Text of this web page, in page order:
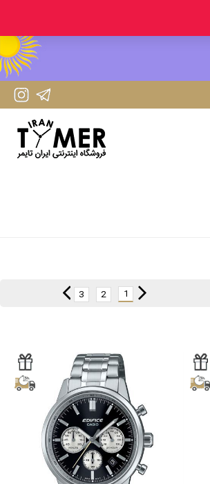
IranTimer Instagram Page
1
2
3